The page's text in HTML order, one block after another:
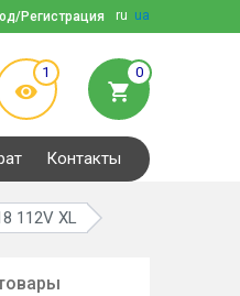
ru ua
Регистрация
1 0
Контакты
112V XL